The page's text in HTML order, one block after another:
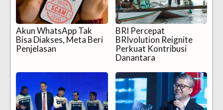
Akun WhatsApp Tak
Bisa Diakses, Meta Beri
Penjelasan
BRI Percepat
BRIvolution Reignite
Perkuat Kontribusi
Danantara